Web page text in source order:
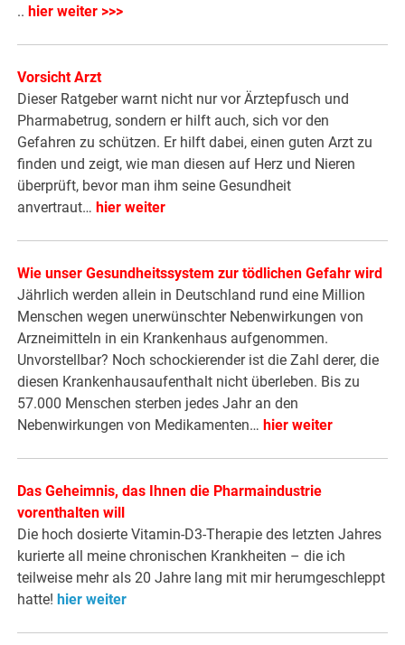
.. hier weiter >>>
Vorsicht Arzt
Dieser Ratgeber warnt nicht nur vor Ärztepfusch und
Pharmabetrug, sondern er hilft auch, sich vor den
Gefahren zu schützen. Er hilft dabei, einen guten Arzt zu
finden und zeigt, wie man diesen auf Herz und Nieren
überprüft, bevor man ihm seine Gesundheit
anvertraut… hier weiter
Wie unser Gesundheitssystem zur tödlichen Gefahr wird
Jährlich werden allein in Deutschland rund eine Million
Menschen wegen unerwünschter Nebenwirkungen von
Arzneimitteln in ein Krankenhaus aufgenommen.
Unvorstellbar? Noch schockierender ist die Zahl derer, die
diesen Krankenhausaufenthalt nicht überleben. Bis zu
57.000 Menschen sterben jedes Jahr an den
Nebenwirkungen von Medikamenten… hier weiter
Das Geheimnis, das Ihnen die Pharmaindustrie
vorenthalten will
Die hoch dosierte Vitamin-D3-Therapie des letzten Jahres
kurierte all meine chronischen Krankheiten – die ich
teilweise mehr als 20 Jahre lang mit mir herumgeschleppt
hatte! hier weiter